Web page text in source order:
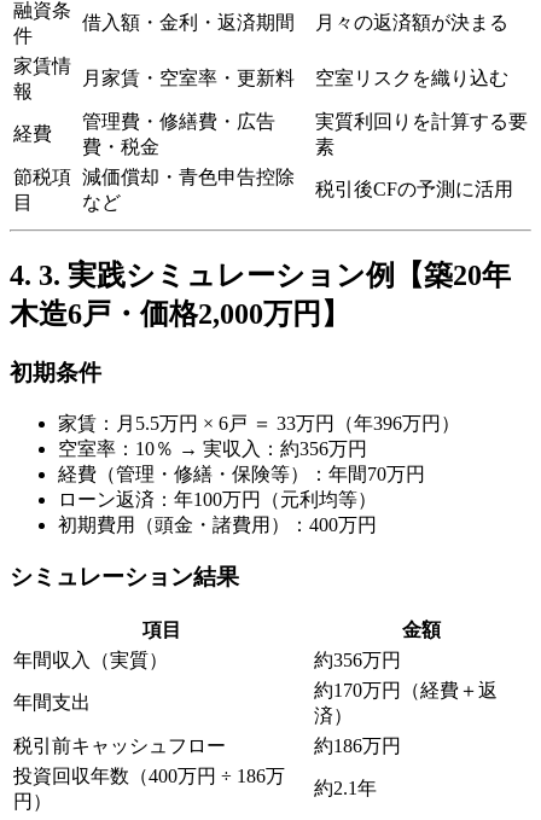
融資条
件
借入額・金利・返済期間 月々の返済額が決まる
家賃情
報
月家賃・空室率・更新料 空室リスクを織り込む
経費
管理費・修繕費・広告
費・税金
実質利回りを計算する要
素
節税項
目
減価償却・青色申告控除
など
税引後CFの予測に活用
3. 実践シミュレーション例【築20年
木造6戸・価格2,000万円】
初期条件
家賃：月5.5万円 × 6戸 ＝ 33万円（年396万円）
空室率：10％ → 実収入：約356万円
経費（管理・修繕・保険等）：年間70万円
ローン返済：年100万円（元利均等）
初期費用（頭金・諸費用）：400万円
シミュレーション結果
項目
金額
年間収入（実質）
約356万円
年間支出
約170万円（経費＋返
済）
税引前キャッシュフロー
約186万円
投資回収年数（400万円 ÷ 186万
円）
約2.1年